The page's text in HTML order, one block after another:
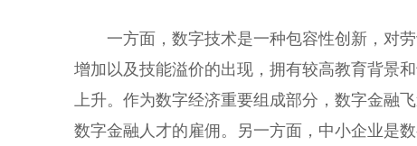
一方面，数字技术是一种包容性创新，对劳
增加以及技能溢价的出现，拥有较高教育背景
上升。作为数字经济重要组成部分，数字金融
数字金融人才的雇佣。另一方面，中小企业是